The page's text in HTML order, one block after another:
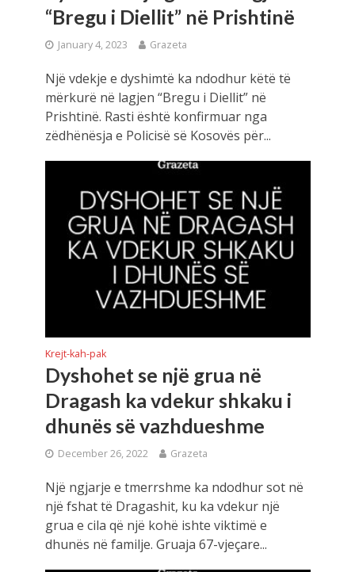
“Bregu i Diellit” në Prishtinë
January 4, 2023 Grazeta
Një vdekje e dyshimtë ka ndodhur këtë të
mërkurë në lagjen “Bregu i Diellit” në
Prishtinë. Rasti është konfirmuar nga
zëdhënësja e Policisë së Kosovës për...
Krejt-kah-pak
Dyshohet se një grua në
Dragash ka vdekur shkaku i
dhunës së vazhdueshme
December 26, 2022 Grazeta
Një ngjarje e tmerrshme ka ndodhur sot në
një fshat të Dragashit, ku ka vdekur një
grua e cila që një kohë ishte viktimë e
dhunës në familje. Gruaja 67-vjeçare...